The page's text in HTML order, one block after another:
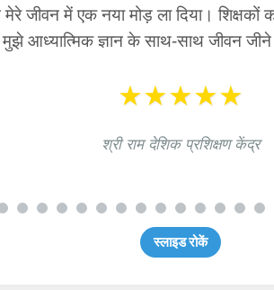
प्रशिक्षण केंद्र में अध्ययन करना मेरे लिए
में ही एक अलग शांति और
★★★★★
श्री राम देशिक प्रशिक्षण केंद्र
स्लाइड रोकें